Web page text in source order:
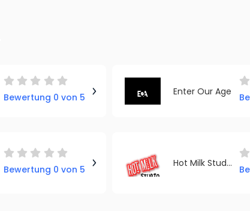
Bewertung 0 von 5
Enter Our Age
Bewertung 0 von 5
Hot Milk Studio